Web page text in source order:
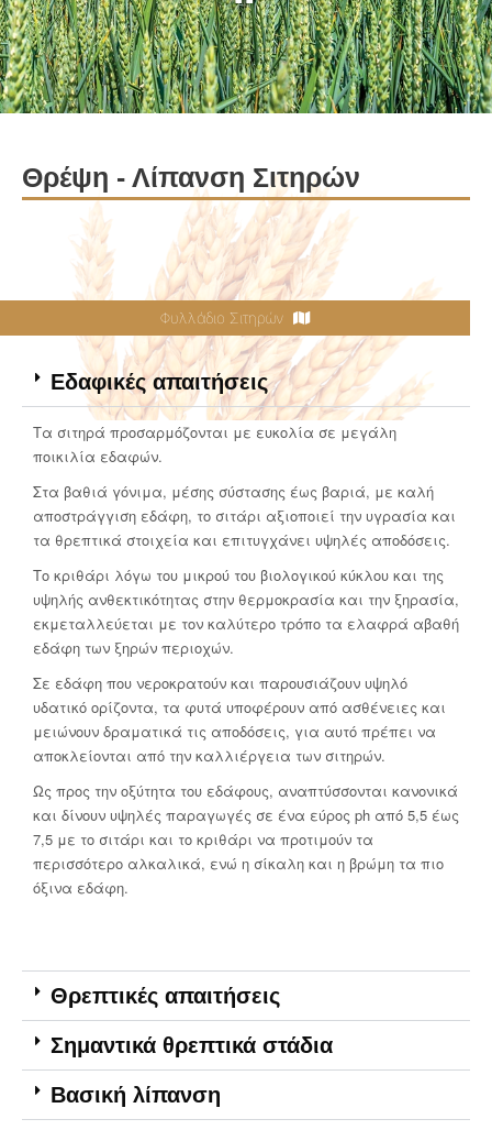
Θρέψη - Λίπανση Σιτηρών
Φυλλάδιο Σιτηρών
Εδαφικές απαιτήσεις
Τα σιτηρά προσαρμόζονται με ευκολία σε μεγάλη
ποικιλία εδαφών.
Στα βαθιά γόνιμα, μέσης σύστασης έως βαριά, με καλή
αποστράγγιση εδάφη, το σιτάρι αξιοποιεί την υγρασία και
τα θρεπτικά στοιχεία και επιτυγχάνει υψηλές αποδόσεις.
Το κριθάρι λόγω του μικρού του βιολογικού κύκλου και της
υψηλής ανθεκτικότητας στην θερμοκρασία και την ξηρασία,
εκμεταλλεύεται με τον καλύτερο τρόπο τα ελαφρά αβαθή
εδάφη των ξηρών περιοχών.
Σε εδάφη που νεροκρατούν και παρουσιάζουν υψηλό
υδατικό ορίζοντα, τα φυτά υποφέρουν από ασθένειες και
μειώνουν δραματικά τις αποδόσεις, για αυτό πρέπει να
αποκλείονται από την καλλιέργεια των σιτηρών.
Ως προς την οξύτητα του εδάφους, αναπτύσσονται κανονικά
και δίνουν υψηλές παραγωγές σε ένα εύρος ph από 5,5 έως
7,5 με το σιτάρι και το κριθάρι να προτιμούν τα
περισσότερο αλκαλικά, ενώ η σίκαλη και η βρώμη τα πιο
όξινα εδάφη.
Θρεπτικές απαιτήσεις
Σημαντικά θρεπτικά στάδια
Βασική λίπανση